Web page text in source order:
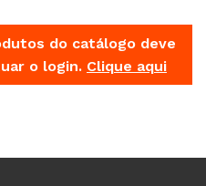
do catálogo deve
o login. Clique aqui